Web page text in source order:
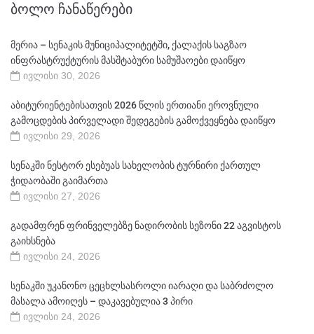
ᲑᲝᲚᲝ ᲩᲐᲜᲐᲬᲔᲠᲔᲑᲘ
მერია – სენაკის მუნიციპალიტეტში, ქალაქის საგზაო
ინფრასტრუქტურის მასშტაბური სამუშაოები დაიწყო
ივლისი 30, 2026
აბიტურიენტებისათვის 2026 წლის ერთიანი ეროვნული
გამოცდების პირველადი შედეგების გამოქვეყნება დაიწყო
ივლისი 29, 2026
სენაკში ნესტორ ესებუას სახელობის ტურნირი ქართულ
ჭიდაობაში გაიმართა
ივლისი 27, 2026
გადამფრენ ფრინველებზე ნადირობის სეზონი 22 აგვისტოს
გაიხსნება
ივლისი 24, 2026
სენაკში უკანონო ცეცხლსასროლი იარაღი და საბრძოლო
მასალა ამოიღეს – დაკავებულია 3 პირი
ივლისი 24, 2026